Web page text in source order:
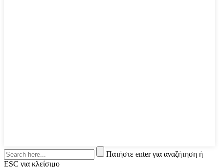
Πατήστε enter για αναζήτηση ή
ESC για κλείσιμο